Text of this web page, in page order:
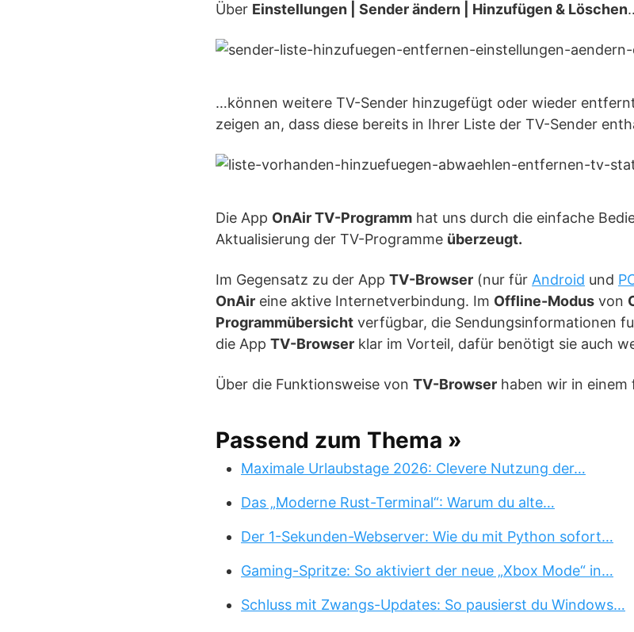
Über Einstellungen | Sender ändern | Hinzufügen & Löschen
…können weitere TV-Sender hinzugefügt oder wieder
zeigen an, dass diese bereits in Ihrer Liste der TV-Sender
Die App OnAir TV-Programm hat uns durch die einfache
Aktualisierung der TV-Programme überzeugt.
Im Gegensatz zu der App TV-Browser (nur für Android und
OnAir eine aktive Internetverbindung. Im Offline-Modus von
Programmübersicht verfügbar, die Sendungsinformationen
die App TV-Browser klar im Vorteil, dafür benötigt sie auch
Über die Funktionsweise von TV-Browser haben wir in einem
Passend zum Thema »
Maximale Urlaubstage 2026: Clevere Nutzung der…
Das „Moderne Rust-Terminal“: Warum du alte…
Der 1-Sekunden-Webserver: Wie du mit Python sofort…
Gaming-Spritze: So aktiviert der neue „Xbox Mode“ in…
Schluss mit Zwangs-Updates: So pausierst du Windows…